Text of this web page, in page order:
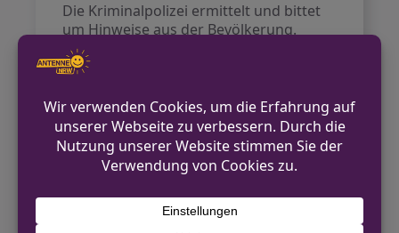
Die Kriminalpolizei ermittelt und bittet
um Hinweise aus der Bevölkerung.
VORHERIGER BEITRAG
E-Scooter aus Vorraum einer Sporthalle
entwendet
NÄCHSTER BEITRAG
Flasche mit brennbarer Flüssigkeit in